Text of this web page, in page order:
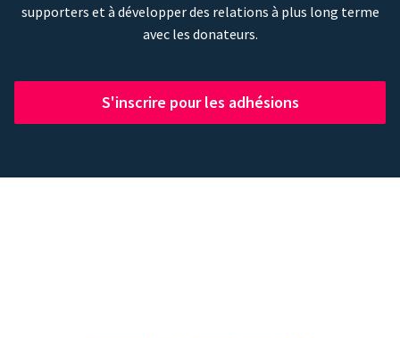
supporters et à développer des relations à plus long terme
avec les donateurs.
S'inscrire pour les adhésions